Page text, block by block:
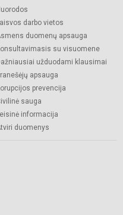
darbo vietos
duomenų apsauga
su visuomene
užduodami klausimai
apsauga
prevencija
sauga
informacija
duomenys